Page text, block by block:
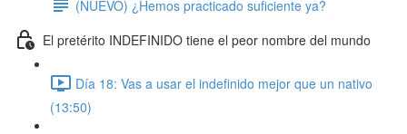
(NUEVO) ¿Hemos practicado suficiente ya?
El pretérito INDEFINIDO tiene el peor nombre del mundo
Día 18: Vas a usar el indefinido mejor que un nativo
(13:50)